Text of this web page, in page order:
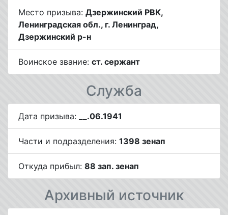
Место призыва: Дзержинский РВК,
Ленинградская обл., г. Ленинград,
Дзержинский р-н
Воинское звание: ст. сержант
Служба
Дата призыва: __.06.1941
Части и подразделения: 1398 зенап
Откуда прибыл: 88 зап. зенап
Архивный источник